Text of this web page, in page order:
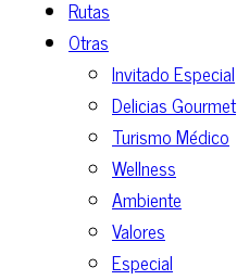
Rutas
Otras
Invitado Especial
Delicias Gourmet
Turismo Médico
Wellness
Ambiente
Valores
Especial